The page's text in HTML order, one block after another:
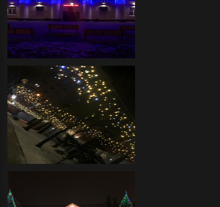
светодиодной иллюминацией,
украшение объемными фигурами и
светодиодными деревьями
Дом Культуры - Декоративное
оформление фасада
светодиодной иллюминацией
светодиодной иллюминацией